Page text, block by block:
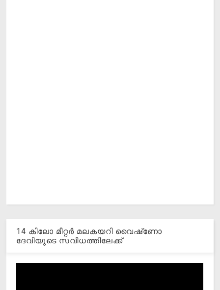
14 കിലോ മീറ്റര്‍ മലകയറി വൈഷ്‌ണോ
ദേവിയുടെ സവിധത്തിലേക്ക്